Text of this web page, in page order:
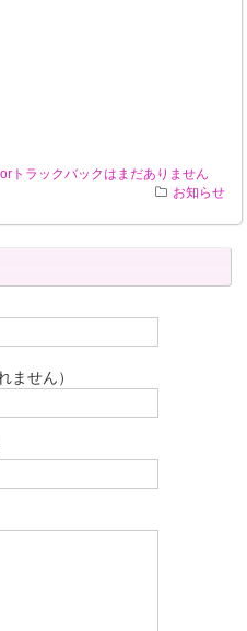
トラックバックはまだありません
お知らせ
ません）